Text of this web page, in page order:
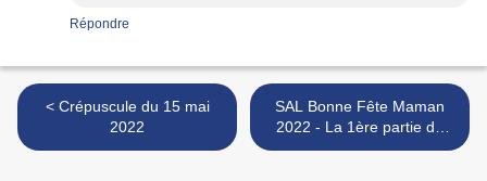
Répondre
< Crépuscule du 15 mai
2022
SAL Bonne Fête Maman
2022 - La 1ère partie de
DEVOILEE >